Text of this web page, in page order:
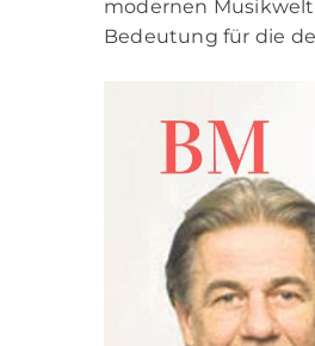
modernen
Bedeutung für die